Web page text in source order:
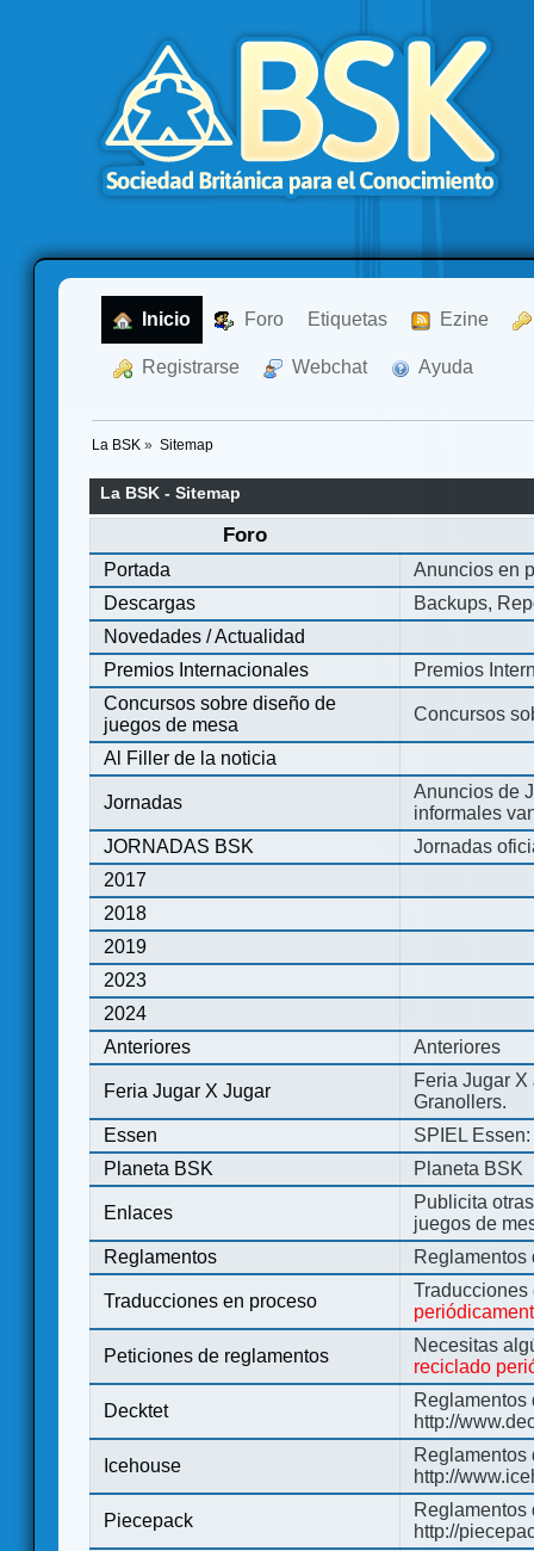
Inicio Foro Etiquetas Ezine
Registrarse Webchat Ayuda
La BSK » Sitemap
La BSK - Sitemap
Foro
Portada
Anuncios en
Descargas
Backups,
Novedades / Actualidad
Premios Internacionales
Premios
Concursos sobre diseño de
juegos de mesa
Concursos
Al Filler de la noticia
Jornadas
Anuncios de
informales
JORNADAS BSK
Jornadas
2017
2018
2019
2023
2024
Anteriores
Anteriores
Feria Jugar X Jugar
Feria Jugar
Granollers.
Essen
SPIEL
Planeta BSK
Planeta BSK
Enlaces
Publicita
juegos de
Reglamentos
Reglamentos
Traducciones en proceso
Peticiones de reglamentos
Necesitas
reciclado
Decktet
Reglamentos
http://
Icehouse
Reglamentos
http://
Piecepack
Reglamentos
http://